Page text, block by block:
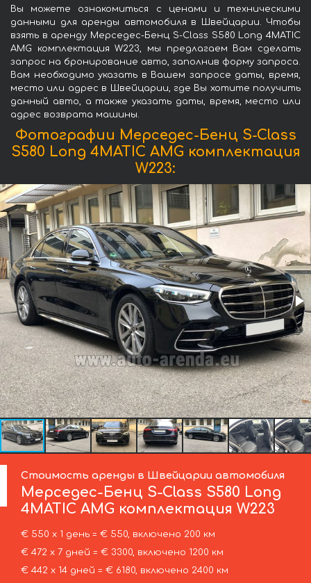
Вы можете ознакомиться с ценами и техническими
данными для аренды автомобиля в Швейцарии. Чтобы
взять в аренду Мерседес-Бенц S-Class S580 Long 4MATIC
AMG комплектация W223, мы предлагаем Вам сделать
запрос на бронирование авто, заполнив форму запроса.
Вам необходимо указать в Вашем запросе даты, время,
место или адрес в Швейцарии, где Вы хотите получить
данный авто, а также указать даты, время, место или
адрес возврата машины.
Фотографии Мерседес-Бенц S-Class
S580 Long 4MATIC AMG комплектация
W223:
Стоимость аренды в Швейцарии автомобиля
Мерседес-Бенц S-Class S580 Long
4MATIC AMG комплектация W223
€ 550 х 1 день = € 550, включено 200 км
€ 472 х 7 дней = € 3300, включено 1200 км
€ 442 х 14 дней = € 6180, включено 2400 км